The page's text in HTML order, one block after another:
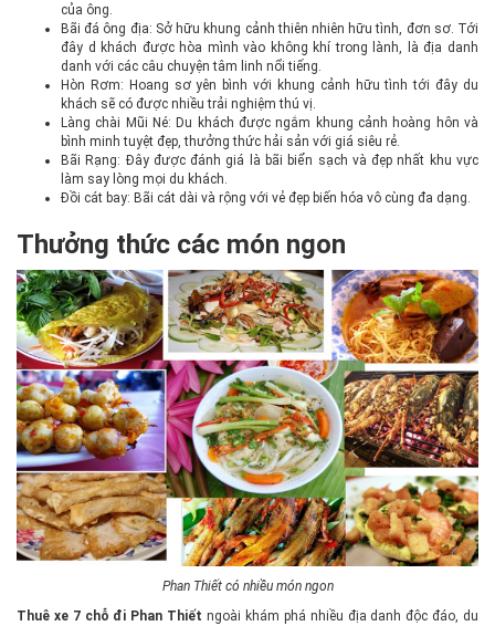
của ông.
Bãi đá ông địa: Sở hữu khung cảnh thiên nhiên hữu tình, đơn sơ. Tới
đây d khách được hòa mình vào không khí trong lành, là địa danh
danh với các câu chuyện tâm linh nổi tiếng.
Hòn Rơm: Hoang sơ yên bình với khung cảnh hữu tình tới đây du
khách sẽ có được nhiều trải nghiệm thú vị.
Làng chài Mũi Né: Du khách được ngắm khung cảnh hoàng hôn và
bình minh tuyệt đẹp, thưởng thức hải sản với giá siêu rẻ.
Bãi Rạng: Đây được đánh giá là bãi biển sạch và đẹp nhất khu vực
làm say lòng mọi du khách.
Đồi cát bay: Bãi cát dài và rộng với vẻ đẹp biến hóa vô cùng đa dạng.
Thưởng thức các món ngon
Phan Thiết có nhiều món ngon
Thuê xe 7 chỗ đi Phan Thiết ngoài khám phá nhiều địa danh độc đáo, du